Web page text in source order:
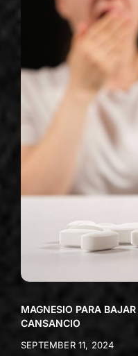
MAGNESIO PARA
CANSANCIO
SEPTEMBER 11, 2024